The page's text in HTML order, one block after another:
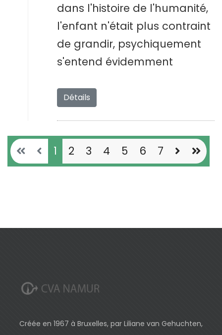
dans l'histoire de l'humanité,
l'enfant n'était plus contraint
de grandir, psychiquement
s'entend évidemment
Détails
1 2 3 4 5 6 7
Créée en 1967 à Bruxelles, par Liliane van Gehuchten,